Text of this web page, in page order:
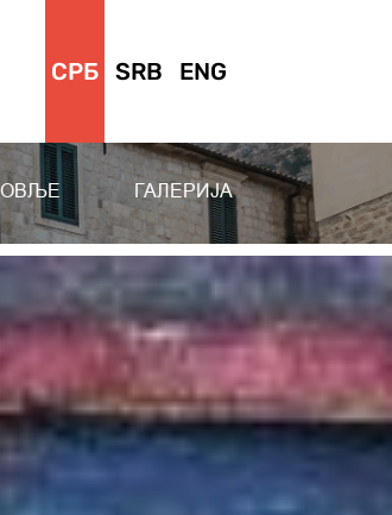
СРБ SRB ENG
ГАЛЕРИЈА